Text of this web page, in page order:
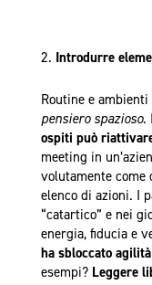
Introdurre
Routine e
pensiero spazioso.
ospiti può
meeting in
volutamente come
elenco di azioni. I
“catartico” e nei
energia, fiducia e
ha sbloccato
esempi? Leggere